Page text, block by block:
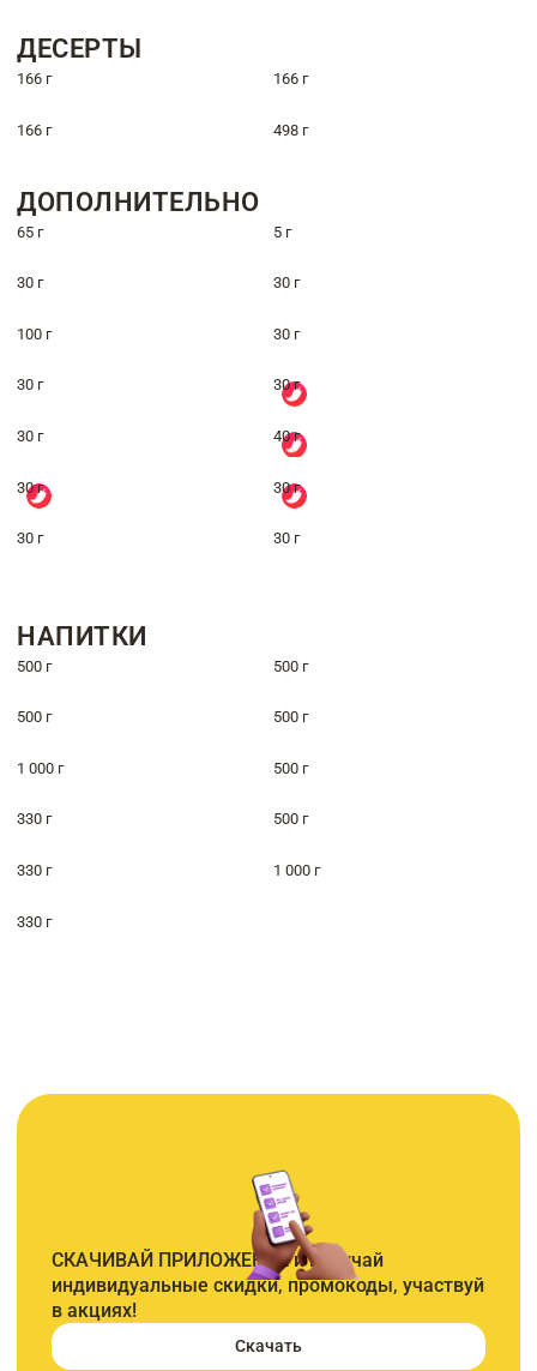
ДЕСЕРТЫ
166 г 166 г
166 г 498 г
ДОПОЛНИТЕЛЬНО
65 г 5 г
30 г 30 г
100 г 30 г
30 г 30 г
30 г 40 г
30 г 30 г
30 г 30 г
НАПИТКИ
500 г 500 г
500 г 500 г
1 000 г 500 г
330 г 500 г
330 г 1 000 г
330 г
СКАЧИВАЙ ПРИЛОЖЕНИЕ и получай
индивидуальные скидки, промокоды, участвуй
в акциях!
Скачать